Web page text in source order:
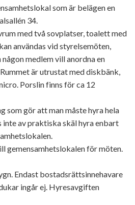
som är belägen en
34.
med två sovplatser, toalett med
användas vid styrelsemöten,
medlem vill anordna en
är utrustat med diskbänk,
Porslin finns för ca 12
som gör att man måste hyra hela
inte av praktiska skäl hyra enbart
gemensamhetslokalen för möten.
Endast bostadsrättsinnehavare
ingår ej. Hyresavgiften